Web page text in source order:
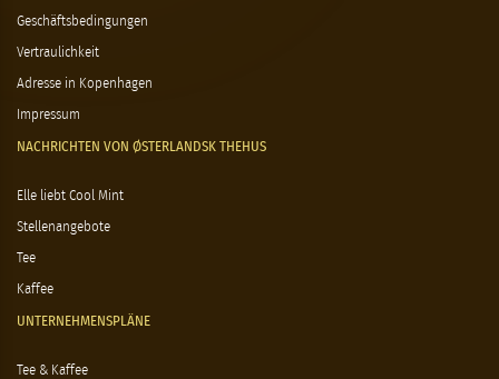
Geschäftsbedingungen
Vertraulichkeit
Adresse in Kopenhagen
Impressum
NACHRICHTEN VON ØSTERLANDSK THEHUS
Elle liebt Cool Mint
Stellenangebote
Tee
Kaffee
UNTERNEHMENSPLÄNE
Tee & Kaffee